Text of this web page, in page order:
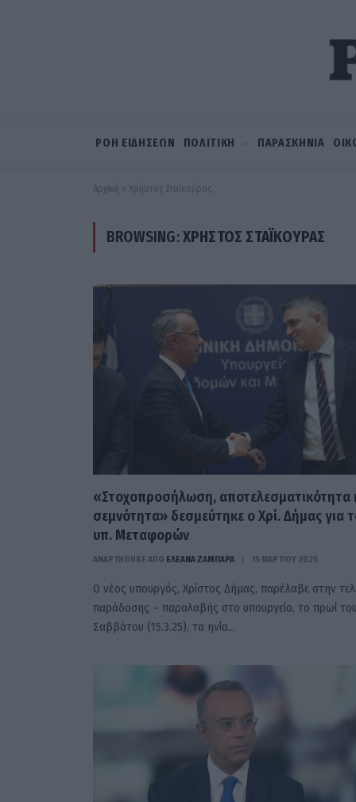
ΡΟΗ ΕΙΔΗΣΕΩΝ ΠΟΛΙΤΙΚΗ ΠΑΡΑΣΚΗΝΙΑ
Αρχική » Χρήστος Σταϊκούρας
BROWSING:ΧΡΉΣΤΟΣ ΣΤΑΪΚΟΎΡΑΣ
«Στοχοπροσήλωση, αποτελεσματικότητα
σεμνότητα» δεσμεύτηκε ο Χρί. Δήμας για
υπ. Μεταφορών
ΑΝΑΡΤΗΘΗΚΕ ΑΠΟ ΕΛΕΑΝΑ ΖΑΜΠΑΡΑ 15 ΜΑΡΤΊΟΥ 2025
Ο νέος υπουργός, Χρίστος Δήμας, παρέλαβε στην
παράδοσης – παραλαβής στο υπουργείο, το πρωί του
Σαββάτου (15.3.25), τα ηνία…